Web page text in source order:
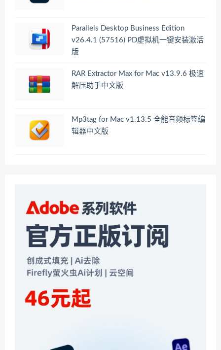
Parallels Desktop Business Edition
v26.4.1 (57516) PD虚拟机一键安装激活
版
RAR Extractor Max for Mac v13.9.6 极速
解压助手中文版
Mp3tag for Mac v1.13.5 全能音频标签编
辑器中文版